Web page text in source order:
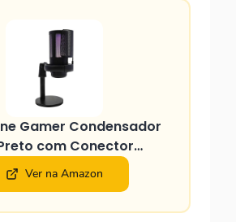
Gamer Condensador
com Conector…
Ver na Amazon